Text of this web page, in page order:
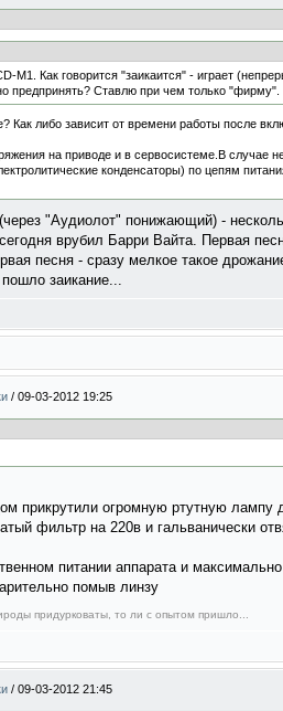
M1. Как говорится "заикаится" - играет
предпринять? Ставлю при чем только "фирму".
Как либо зависит от времени работы после
на приводе и в сервосистеме.В случае
конденсаторы) по цепям
"Аудиолот" понижающий) -
врубил Барри Вайта. Первая
песня - сразу мелкое такое
заикание...
/ 09-03-2012 19:25
прикрутили огромную ртутную
фильтр на 220в и гальванически
питании аппарата и
помыв линзу
придурковаты, то ли с опытом пришло...
/ 09-03-2012 21:45